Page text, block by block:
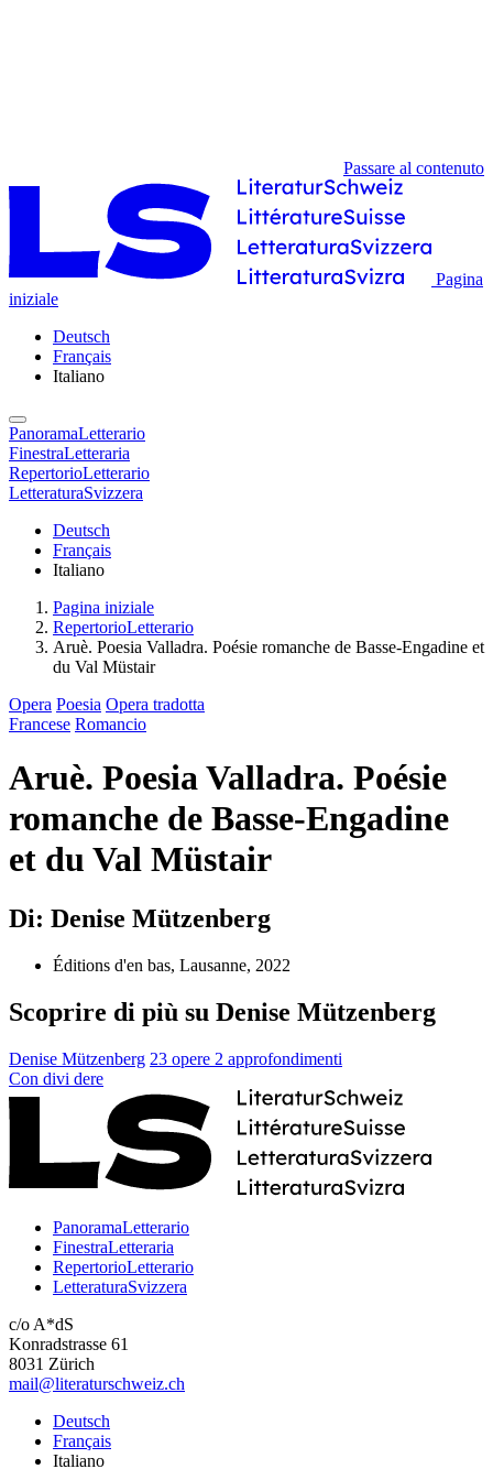
Passare al contenuto
Pagina
iniziale
Deutsch
Français
Italiano
PanoramaLetterario
FinestraLetteraria
RepertorioLetterario
LetteraturaSvizzera
Deutsch
Français
Italiano
Pagina iniziale
RepertorioLetterario
Aruè. Poesia Valladra. Poésie romanche de Basse-Engadine et
du Val Müstair
Opera Poesia Opera tradotta
Francese Romancio
Aruè. Poesia Valladra. Poésie
romanche de Basse-Engadine
et du Val Müstair
Di: Denise Mützenberg
Éditions d'en bas, Lausanne, 2022
Scoprire di più su Denise Mützenberg
Denise Mützenberg 23 opere 2 approfondimenti
Con divi dere
PanoramaLetterario
FinestraLetteraria
RepertorioLetterario
LetteraturaSvizzera
c/o A*dS
Konradstrasse 61
8031 Zürich
mail@literaturschweiz.ch
Deutsch
Français
Italiano